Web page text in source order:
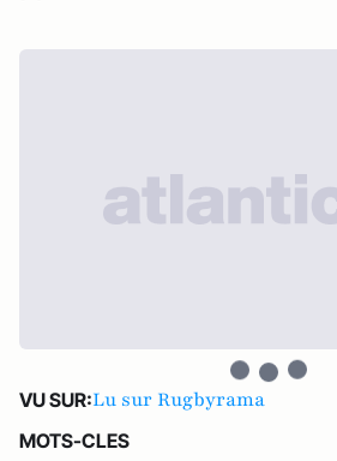
VU SUR:Lu sur Rugbyrama
MOTS-CLES